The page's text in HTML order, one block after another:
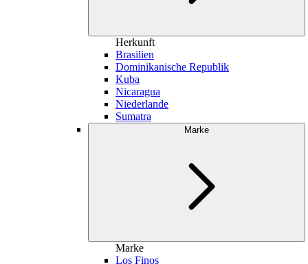
Herkunft
Brasilien
Dominikanische Republik
Kuba
Nicaragua
Niederlande
Sumatra
Marke
Marke
Los Finos